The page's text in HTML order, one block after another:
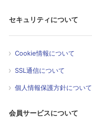
セキュリティについて
Cookie情報について
SSL通信について
個人情報保護方針について
会員サービスについて